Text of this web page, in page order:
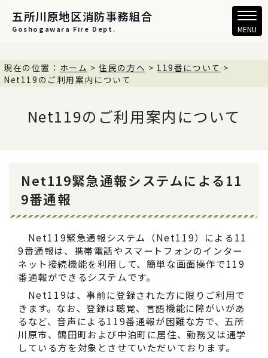
五所川原地区消防事務組合
Goshogawara Fire Dept. MENU
現在の位置： ホーム >住民の方へ > 119番について >
Net119のご利用案内について
Net119のご利用案内について
Net119緊急通報システムによる11
9番通報
Net119緊急通報システム（Net119）による11
9番通報は、携帯電話やスマートフォンのインター
ネット接続機能を利用して、簡単な画面操作で119
番通報ができるシステムです。
Net119は、事前に登録された方に限りご利用で
きます。なお、登録は聴覚、言語機能に障がいがあ
るなど、音声による119番通報が困難な方で、五所
川原市、鶴田町および中泊町に居住、勤務又は通学
している方を対象とさせていただいております。